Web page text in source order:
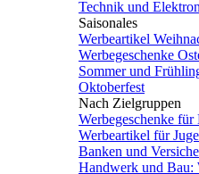
Technik und
Saisonales
Werbeartikel
Werbegeschenke
Sommer und
Oktoberfest
Nach Zielgruppen
Werbegeschenke
Werbeartikel für
Banken und
Handwerk und Bau: